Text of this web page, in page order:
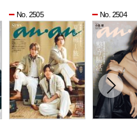
No. 2505 No. 2504